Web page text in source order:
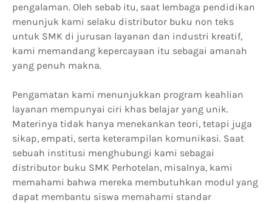
pengalaman. Oleh sebab itu, saat lembaga pendidikan
menunjuk kami selaku distributor buku non teks
untuk SMK di jurusan layanan dan industri kreatif,
kami memandang kepercayaan itu sebagai amanah
yang penuh makna.
Pengamatan kami menunjukkan program keahlian
layanan mempunyai ciri khas belajar yang unik.
Materinya tidak hanya menekankan teori, tetapi juga
sikap, empati, serta keterampilan komunikasi. Saat
sebuah institusi menghubungi kami sebagai
distributor buku SMK Perhotelan, misalnya, kami
memahami bahwa mereka membutuhkan modul yang
dapat membantu siswa memahami standar